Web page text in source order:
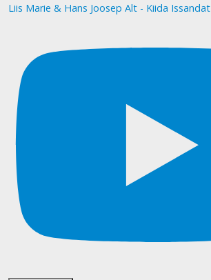
Liis Marie & Hans Joosep Alt - Kiida Issandat